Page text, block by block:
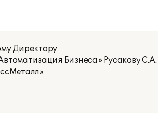
Директору
Бизнеса» Русакову С.А.